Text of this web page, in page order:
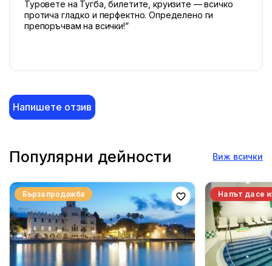
Туровете на Тугба, билетите, круизите — всичко
протича гладко и перфектно. Определено ги
препоръчвам на всички!”
Напишете отзив
Популярни дейности Виж всички
Бърза продажба На път да се